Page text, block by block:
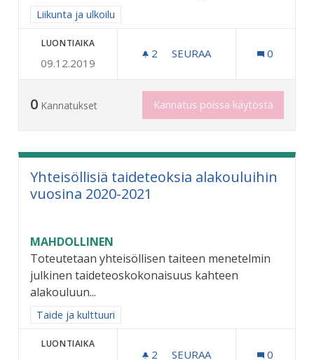
Rajaa tulokset aihepiirin mukaan: Liikunta ja ulkoilu
Liikunta ja ulkoilu
LUONTIAIKA
09.12.2019
2 2 SEURAAJAA
SEURAA 0
0 Kannatukset Kannatus poissa käytöstä
Yhteisöllisiä taideteoksia alakouluihin
vuosina 2020-2021
MAHDOLLINEN
Toteutetaan yhteisöllisen taiteen menetelmin
julkinen taideteoskokonaisuus kahteen
alakouluun...
Rajaa tulokset aihepiirin mukaan: Taide ja kulttuuri
Taide ja kulttuuri
LUONTIAIKA
2 2 SEURAAJAA
SEURAA 0